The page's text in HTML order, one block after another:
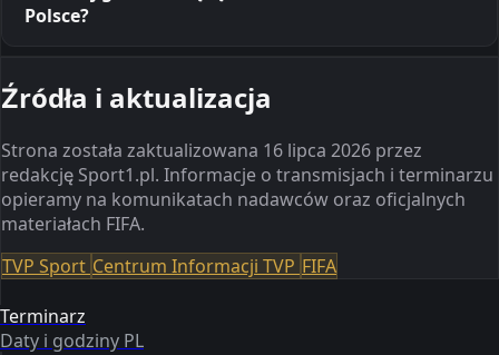
Polsce?
Źródła i aktualizacja
Strona została zaktualizowana 16 lipca 2026 przez
redakcję Sport1.pl. Informacje o transmisjach i terminarzu
opieramy na komunikatach nadawców oraz oficjalnych
materiałach FIFA.
TVP Sport Centrum Informacji TVP FIFA
Terminarz
Daty i godziny PL